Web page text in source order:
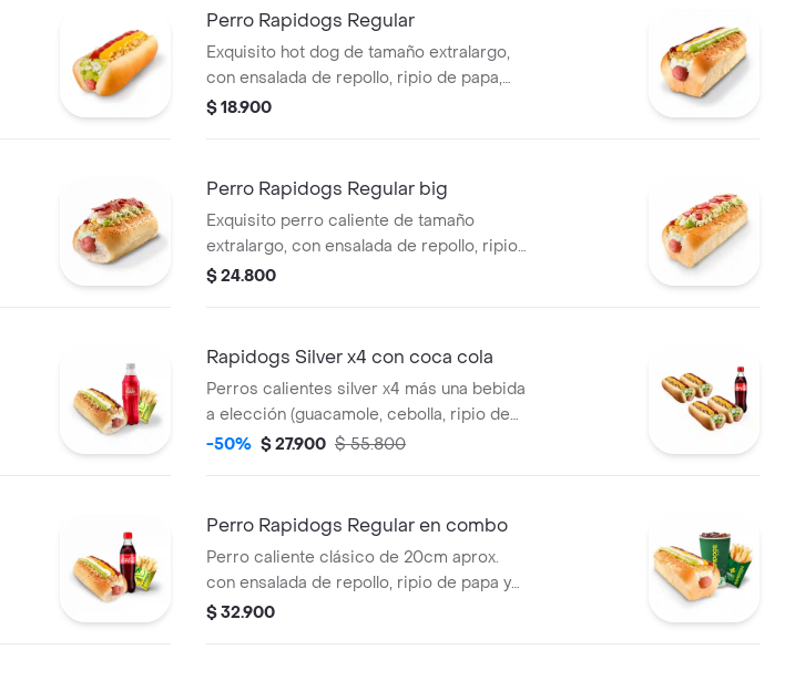
americano fundido, julianas de lechuga,
cebollín, trozos de tomate maduro y
trozos de cebollas.
Perro Rapidogs Regular
Exquisito hot dog de tamaño extralargo,
con ensalada de repollo, ripio de papa,
guacamole, salsa de tomate, mayonesa,
$ 18.900
Perro Rapidogs Regular big
Exquisito perro caliente de tamaño
extralargo, con ensalada de repollo, ripio
de papa, guacamole, salsa de tomate,
$ 24.800
Rapidogs Silver x4 con coca cola
Perros calientes silver x4 más una bebida
a elección (guacamole, cebolla, ripio de
papa y salsas).
-50% $ 27.900 $ 55.800
Perro Rapidogs Regular en combo
Perro caliente clásico de 20cm aprox.
con ensalada de repollo, ripio de papa y
salsas, acompañado de papas y bebida a
$ 32.900